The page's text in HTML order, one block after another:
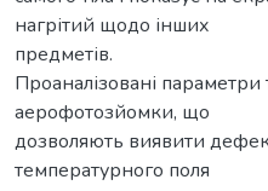
нагрітий щодо інших
предметів.
Проаналізовані параметри
аерофотозйомки, що
дозволяють виявити
температурного поля